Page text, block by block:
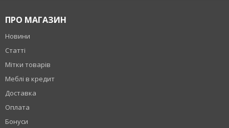
ПРО МАГАЗИН
Новини
Статті
Мітки товарів
Меблі в кредит
Доставка
Оплата
Бонуси